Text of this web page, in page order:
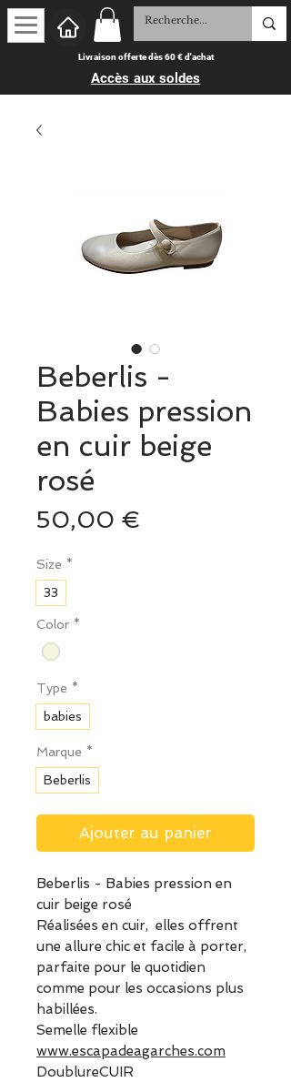
Livraison offerte dès 60 € d'achat
Accès aux soldes
Beberlis -
Babies pression
en cuir beige
rosé
50,00 €
Size *
33
Color *
Type *
babies
Marque *
Beberlis
Ajouter au panier
Beberlis - Babies pression en
cuir beige rosé
Réalisées en cuir, elles offrent
une allure chic et facile à porter,
parfaite pour le quotidien
comme pour les occasions plus
habillées.
Semelle flexible
www.escapadeagarches.com
DoublureCUIR